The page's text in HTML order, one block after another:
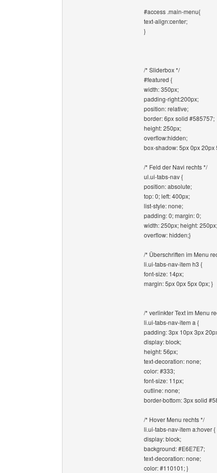
#access .main-menu{
text-align:center;
}
/* Sliderbox */
#featured {
width: 350px;
padding-right:200px;
position: relative;
border: 6px solid #585757;
height: 250px;
overflow:hidden;
box-shadow: 5px 0px 20px
/* Feld der Navi rechts */
ul.ui-tabs-nav {
position: absolute;
top: 0; left: 400px;
list-style: none;
padding: 0; margin: 0;
width: 250px; height: 250px;
overflow: hidden;}
/* Überschriften im Menu
li.ui-tabs-nav-item h3 {
font-size: 14px;
margin: 5px 0px 5px 0px; }
/* verlinkter Text im Menu
li.ui-tabs-nav-item a {
padding: 3px 10px 3px
display: block;
height: 56px;
text-decoration: none;
color: #333;
font-size: 11px;
outline: none;
border-bottom: 3px solid
/* Hover Menu rechts */
li.ui-tabs-nav-item a:hover {
display: block;
background: #E6E7E7;
text-decoration: none;
color: #110101; }